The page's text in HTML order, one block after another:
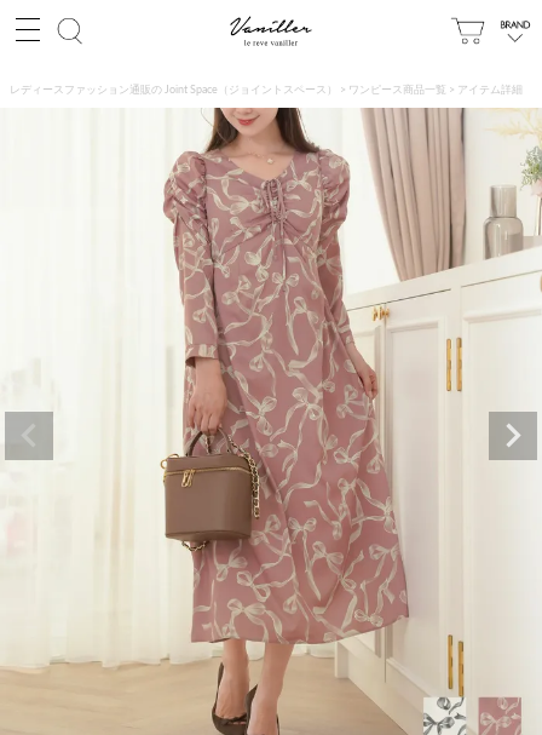
レディースファッション通販の Joint Space（ジョイントスペース） ワンピース商品一覧 アイテム詳細